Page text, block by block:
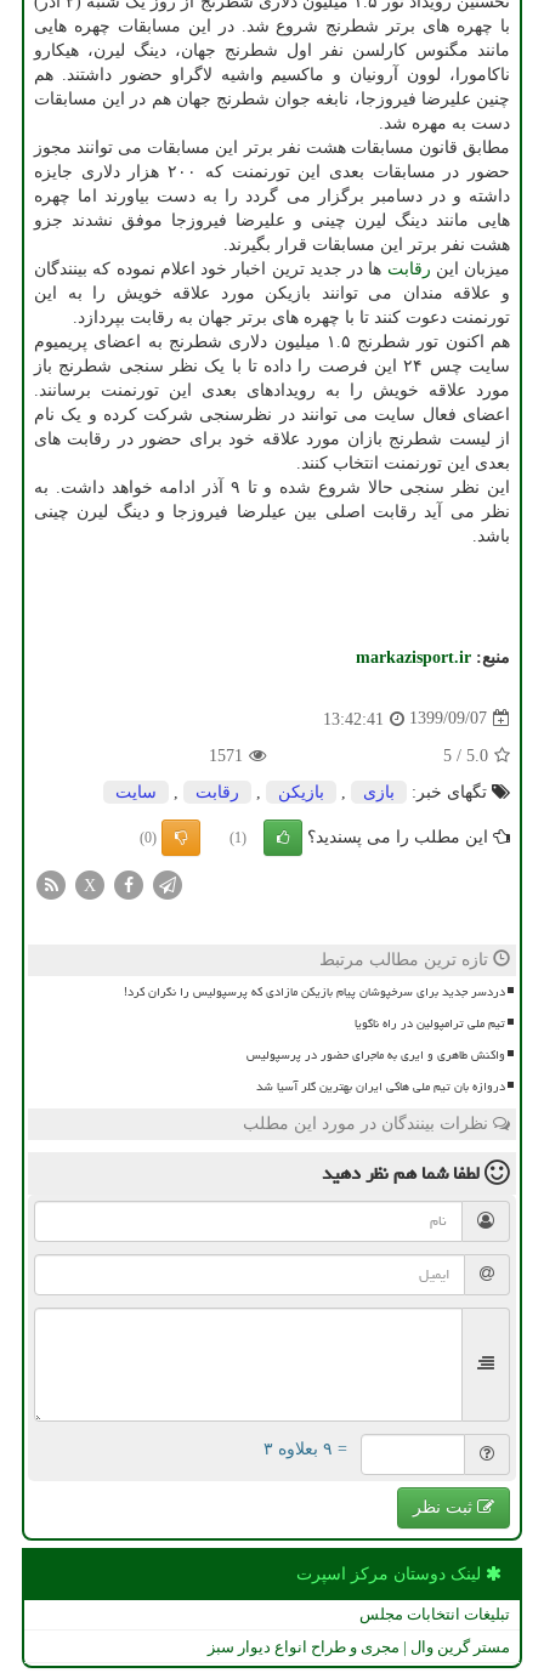
با چهره های برتر شطرنج شروع شد. در این مسابقات چهره هایی
مانند مگنوس کارلسن نفر اول شطرنج جهان، دینگ لیرن، هیکارو
ناکامورا، لوون آرونیان و ماکسیم واشیه لاگراو حضور داشتند. هم
چنین علیرضا فیروزجا، نابغه جوان شطرنج جهان هم در این مسابقات
دست به مهره شد.
مطابق قانون مسابقات هشت نفر برتر این مسابقات می توانند مجوز
حضور در مسابقات بعدی این تورنمنت که ۲۰۰ هزار دلاری جایزه
داشته و در دسامبر برگزار می گردد را به دست بیاورند اما چهره
هایی مانند دینگ لیرن چینی و علیرضا فیروزجا موفق نشدند جزو
هشت نفر برتر این مسابقات قرار بگیرند.
میزبان این رقابت ها در جدید ترین اخبار خود اعلام نموده که بینندگان
و علاقه مندان می توانند بازیکن مورد علاقه خویش را به این
تورنمنت دعوت کنند تا با چهره های برتر جهان به رقابت بپردازد.
هم اکنون تور شطرنج ۱.۵ میلیون دلاری شطرنج به اعضای پریمیوم
سایت چس ۲۴ این فرصت را داده تا با یک نظر سنجی شطرنج باز
مورد علاقه خویش را به رویدادهای بعدی این تورنمنت برسانند.
اعضای فعال سایت می توانند در نظرسنجی شرکت کرده و یک نام
از لیست شطرنج بازان مورد علاقه خود برای حضور در رقابت های
بعدی این تورنمنت انتخاب کنند.
این نظر سنجی حالا شروع شده و تا ۹ آذر ادامه خواهد داشت. به
نظر می آید رقابت اصلی بین عیلرضا فیروزجا و دینگ لیرن چینی
باشد.
منبع: markazisport.ir
1399/09/07
13:42:41
5.0
/
5
1571
تگهای خبر:
بازی بازیكن رقابت سایت
این مطلب را می پسندید؟ (1)
(0)
X
تازه ترین مطالب مرتبط
دردسر جدید برای سرخپوشان پیام بازیکن مازادی که پرسپولیس را نگران کرد!
تیم ملی ترامپولین در راه ناگویا
واکنش طاهری و ایری به ماجرای حضور در پرسپولیس
دروازه بان تیم ملی هاکی ایران بهترین گلر آسیا شد
نظرات بینندگان در مورد این مطلب
لطفا شما همنظر دهید
= ۹ بعلاوه ۳
ثبت نظر
لینک دوستان مركز اسپرت
تبلیغات انتخابات مجلس
مستر گرین وال | مجری و طراح انواع دیوار سبز